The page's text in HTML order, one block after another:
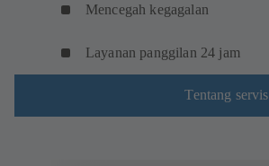
Mencegah kegagalan
Layanan panggilan 24 jam
Tentang servis